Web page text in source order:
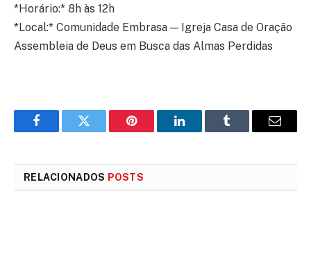
*Horário:* 8h às 12h
*Local:* Comunidade Embrasa — Igreja Casa de Oração
Assembleia de Deus em Busca das Almas Perdidas
FacebookTwitter Pinterest LinkedInTumblr
E-
RELACIONADOS POSTS